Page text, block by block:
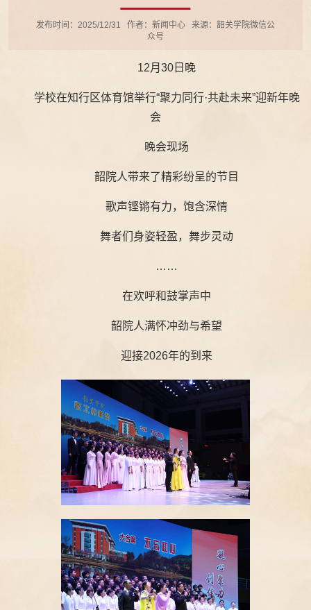
发布时间：2025/12/31 作者：新闻中心
来源：韶关学院微信公
众号
12月30日晚
学校在知行区体育馆举行“聚力同行·共赴未来”迎新年晚
会
晚会现场
韶院人带来了精彩纷呈的节目
歌声铿锵有力，饱含深情
舞者们身姿轻盈，舞步灵动
……
在欢呼和鼓掌声中
韶院人满怀冲劲与希望
迎接2026年的到来